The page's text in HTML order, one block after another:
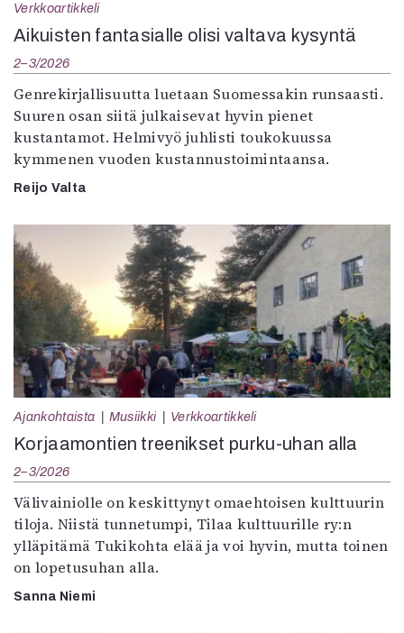
Verkkoartikkeli
Aikuisten fantasialle olisi valtava kysyntä
2–3/2026
Genrekirjallisuutta luetaan Suomessakin runsaasti.
Suuren osan siitä julkaisevat hyvin pienet
kustantamot. Helmivyö juhlisti toukokuussa
kymmenen vuoden kustannustoimintaansa.
Reijo Valta
Ajankohtaista Musiikki Verkkoartikkeli
Korjaamontien treenikset purku-uhan alla
2–3/2026
Välivainiolle on keskittynyt omaehtoisen kulttuurin
tiloja. Niistä tunnetumpi, Tilaa kulttuurille ry:n
ylläpitämä Tukikohta elää ja voi hyvin, mutta toinen
on lopetusuhan alla.
Sanna Niemi